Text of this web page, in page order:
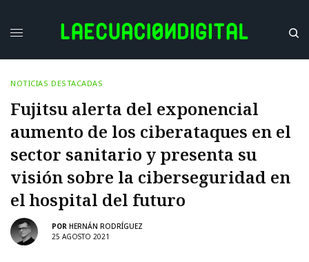
NOTICIAS DESTACADAS
Fujitsu alerta del exponencial
aumento de los ciberataques en el
sector sanitario y presenta su
visión sobre la ciberseguridad en
el hospital del futuro
POR HERNÁN RODRÍGUEZ
25 AGOSTO 2021